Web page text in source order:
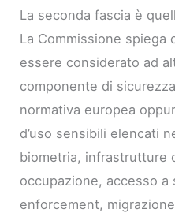
La seconda fascia è
La Commissione spiega
essere considerato ad
componente di
normativa europea
d’uso sensibili elencati
biometria, infrastrutture
occupazione, accesso
enforcement,